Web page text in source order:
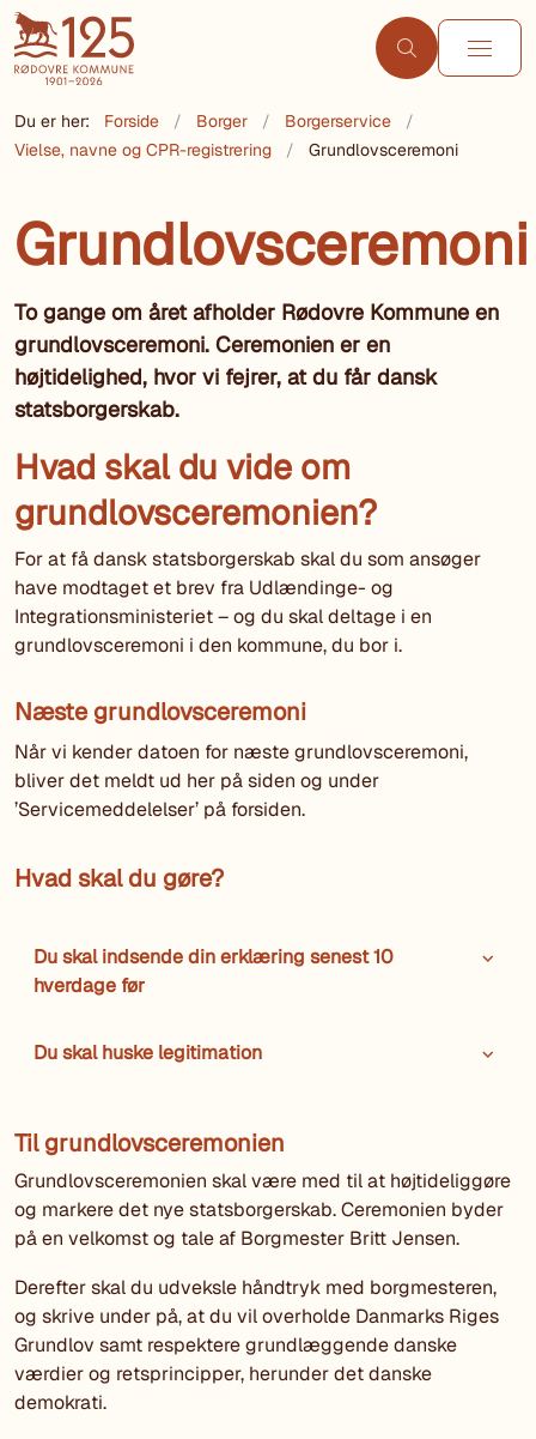
Du er her: Forside Borger
Borgerservice
Vielse, navne og CPR-registrering
Grundlovsceremoni
Grundlovsceremoni
To gange om året afholder Rødovre Kommune en
grundlovsceremoni. Ceremonien er en
højtidelighed, hvor vi fejrer, at du får dansk
statsborgerskab.
Hvad skal du vide om
grundlovsceremonien?
For at få dansk statsborgerskab skal du som ansøger
have modtaget et brev fra Udlændinge- og
Integrationsministeriet – og du skal deltage i en
grundlovsceremoni i den kommune, du bor i.
Næste grundlovsceremoni
Når vi kender datoen for næste grundlovsceremoni,
bliver det meldt ud her på siden og under
’Servicemeddelelser’ på forsiden.
Hvad skal du gøre?
Du skal indsende din erklæring senest 10
hverdage før
Du skal huske legitimation
Til grundlovsceremonien
Grundlovsceremonien skal være med til at højtideliggøre
og markere det nye statsborgerskab. Ceremonien byder
på en velkomst og tale af Borgmester Britt Jensen.
Derefter skal du udveksle håndtryk med borgmesteren,
og skrive under på, at du vil overholde Danmarks Riges
Grundlov samt respektere grundlæggende danske
værdier og retsprincipper, herunder det danske
demokrati.